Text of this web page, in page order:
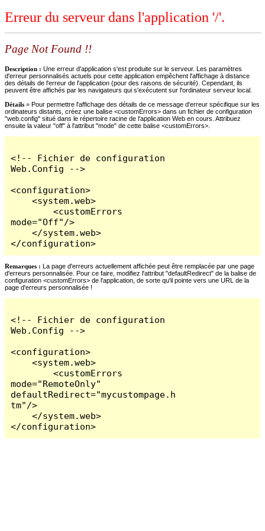
Erreur du serveur dans l'application '/'.
Page Not Found !!
Description : Une erreur d'application s'est produite sur le serveur. Les paramètres
d'erreur personnalisés actuels pour cette application empêchent l'affichage à distance
des détails de l'erreur de l'application (pour des raisons de sécurité). Cependant, ils
peuvent être affichés par les navigateurs qui s'exécutent sur l'ordinateur serveur local.
Détails = Pour permettre l'affichage des détails de ce message d'erreur spécifique sur les
ordinateurs distants, créez une balise <customErrors> dans un fichier de configuration
"web.config" situé dans le répertoire racine de l'application Web en cours. Attribuez
ensuite la valeur "off" à l'attribut "mode" de cette balise <customErrors>.
<!-- Fichier de configuration
Web.Config -->
<configuration>
    <system.web>
        <customErrors
mode="Off"/>
    </system.web>
</configuration>
Remarques : La page d'erreurs actuellement affichée peut être remplacée par une page
d'erreurs personnalisée. Pour ce faire, modifiez l'attribut "defaultRedirect" de la balise de
configuration <customErrors> de l'application, de sorte qu'il pointe vers une URL de la
page d'erreurs personnalisée !
<!-- Fichier de configuration
Web.Config -->
<configuration>
    <system.web>
        <customErrors
mode="RemoteOnly"
defaultRedirect="mycustompage.h
tm"/>
    </system.web>
</configuration>